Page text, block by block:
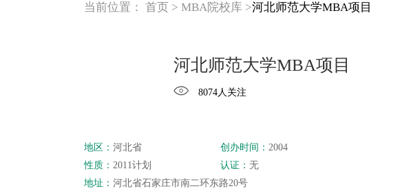
当前位置： 首页 > MBA院校库 >河北师范大学MBA项目
河北师范大学MBA项目
8074人关注
地区： 河北省
性质： 2011计划
创办时间： 2004
认证： 无
地址： 河北省石家庄市南二环东路20号